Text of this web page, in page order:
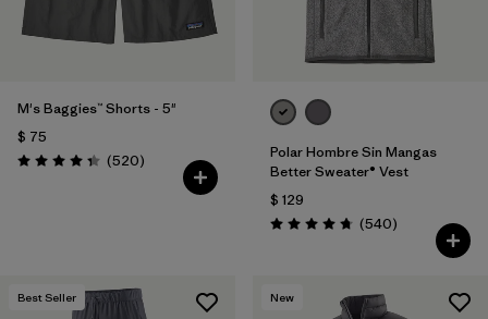
M's Baggies™ Shorts - 5"
$ 75
Valoración: 4.4 / 5
(520Comentarios
)
Polar Hombre Sin Mangas
Better Sweater® Vest
$ 129
Valoración: 4.8 / 5
(540Comentarios
)
Best Seller New